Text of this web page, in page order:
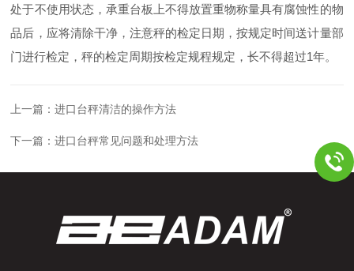
处于不使用状态，承重台板上不得放置重物称量具有腐蚀性的物
品后，应将清除干净，注意秤的检定日期，按规定时间送计量部
门进行检定，秤的检定周期按检定规程规定，长不得超过1年。
上一篇：进口台秤清洁的操作方法
下一篇：进口台秤常见问题和处理方法